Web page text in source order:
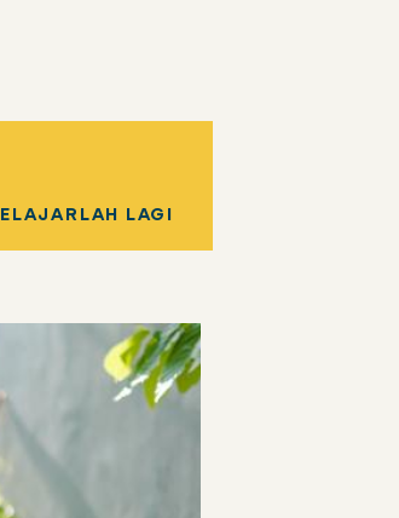
LAGI